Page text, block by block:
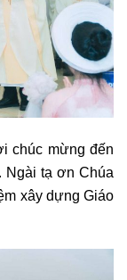
chúc mừng đến
Ngài tạ ơn Chúa
xây dựng Giáo